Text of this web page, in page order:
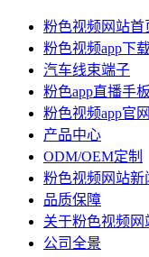
粉色视频网站首
粉色视频app下
汽车线束端子
粉色app直播手板
粉色视频app官
产品中心
ODM/OEM定制
粉色视频网站新
品质保障
关于粉色视频网
公司全景